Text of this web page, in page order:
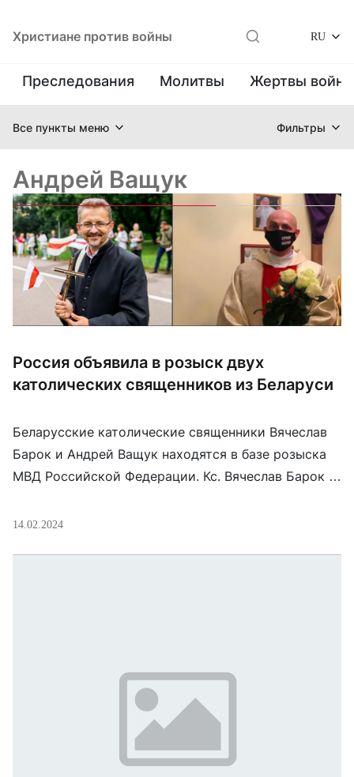
Христиане против войны RU
Преследования Молитвы Жертвы
Все пункты меню Фильтры
Андрей Ващук
Россия объявила в розыск двух
католических священников из Беларуси
Беларусские католические священники Вячеслав
Барок и Андрей Ващук находятся в базе розыска
МВД Российской Федерации. Кс. Вячеслав Барок —
Кунцевича в гп. Россоны Витебской области, кс.
14.02.2024